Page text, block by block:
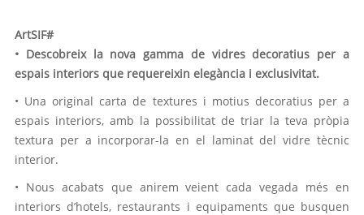
ArtSIF#
• Descobreix la nova gamma de vidres decoratius per a
espais interiors que requereixin elegància i exclusivitat.
• Una original carta de textures i motius decoratius per a
espais interiors, amb la possibilitat de triar la teva pròpia
textura per a incorporar-la en el laminat del vidre tècnic
interior.
• Nous acabats que anirem veient cada vegada més en
interiors d’hotels, restaurants i equipaments que busquen